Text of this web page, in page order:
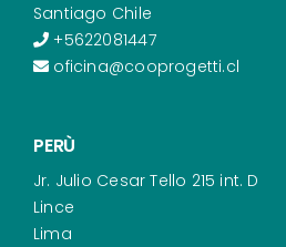
Santiago Chile
+5622081447
oficina@cooprogetti.cl
PERÙ
Jr. Julio Cesar Tello 215 int. D
Lince
Lima